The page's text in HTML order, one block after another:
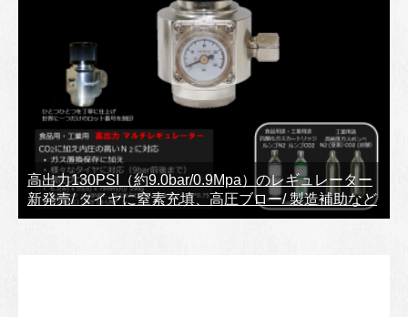
高出力130PSI（約9.0bar/0.9Mpa）のレギュレーター
新発売/ タイヤに窒素充填、高圧ブロー/ 製造補助など